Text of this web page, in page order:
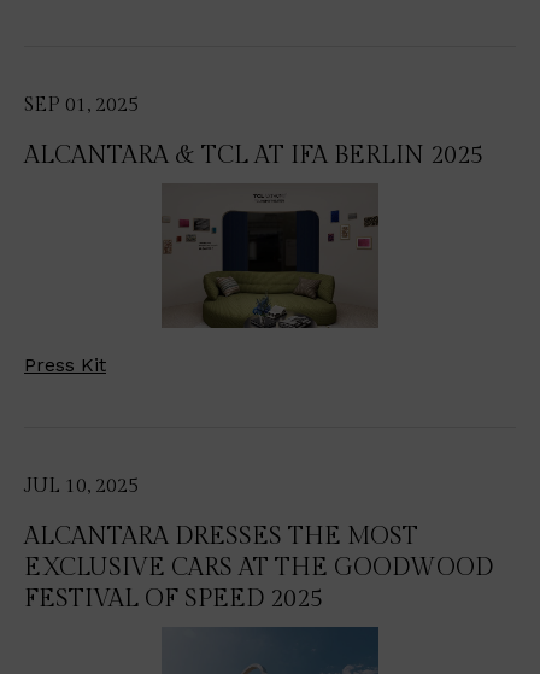
SEP 01, 2025
ALCANTARA & TCL AT IFA BERLIN 2025
Press Kit
JUL 10, 2025
ALCANTARA DRESSES THE MOST
EXCLUSIVE CARS AT THE GOODWOOD
FESTIVAL OF SPEED 2025